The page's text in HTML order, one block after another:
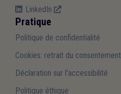
LinkedIn
Pratique
Politique de confidentialité
Cookies: retrait du consentement
Déclaration sur l'accessibilité
Politique éthique